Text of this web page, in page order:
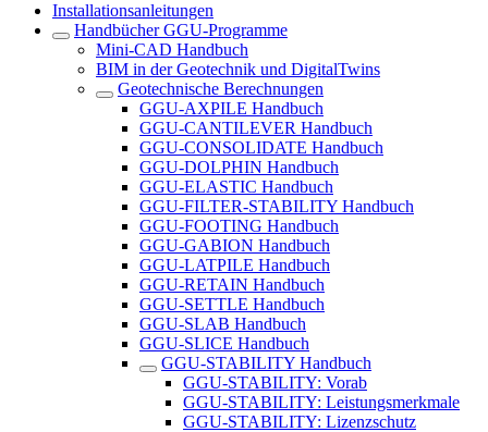
Installationsanleitungen
Handbücher GGU-Programme
Mini-CAD Handbuch
BIM in der Geotechnik und DigitalTwins
Geotechnische Berechnungen
GGU-AXPILE Handbuch
GGU-CANTILEVER Handbuch
GGU-CONSOLIDATE Handbuch
GGU-DOLPHIN Handbuch
GGU-ELASTIC Handbuch
GGU-FILTER-STABILITY Handbuch
GGU-FOOTING Handbuch
GGU-GABION Handbuch
GGU-LATPILE Handbuch
GGU-RETAIN Handbuch
GGU-SETTLE Handbuch
GGU-SLAB Handbuch
GGU-SLICE Handbuch
GGU-STABILITY Handbuch
GGU-STABILITY: Vorab
GGU-STABILITY: Leistungsmerkmale
GGU-STABILITY: Lizenzschutz